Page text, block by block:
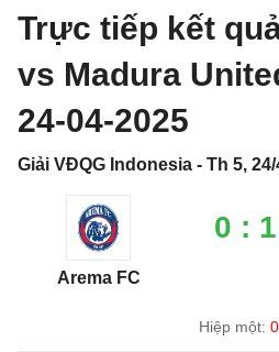
Trực tiếp kết
vs Madura
24-04-2025
Giải VĐQG Indonesia - Th 5, 24/
Arema FC
0 : 1
Hiệp một: